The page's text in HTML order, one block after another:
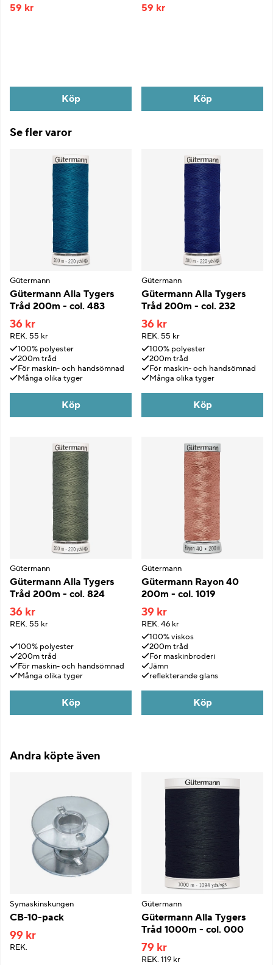
59 kr
Köp
59 kr
Köp
Se fler varor
Gütermann
Gütermann Alla Tygers
Tråd 200m - col. 483
36 kr
REK. 55 kr
100% polyester
200m tråd
För maskin- och handsömnad
Många olika tyger
Köp
Gütermann
Gütermann Alla Tygers
Tråd 200m - col. 232
36 kr
REK. 55 kr
100% polyester
200m tråd
För maskin- och handsömnad
Många olika tyger
Köp
Gütermann
Gütermann Alla Tygers
Tråd 200m - col. 824
36 kr
REK. 55 kr
100% polyester
200m tråd
För maskin- och handsömnad
Många olika tyger
Köp
Gütermann
Gütermann Rayon 40
200m - col. 1019
39 kr
REK. 46 kr
100% viskos
200m tråd
För maskinbroderi
Jämn
reflekterande glans
Köp
Andra köpte även
Symaskinskungen
CB-10-pack
99 kr
REK.
Gütermann
Gütermann Alla Tygers
Tråd 1000m - col. 000
79 kr
REK. 119 kr